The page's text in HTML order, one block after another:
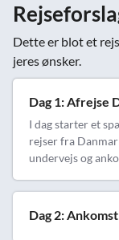
Dette er blot et
jeres ønsker.
Dag 1: Afrejse
I dag starter et
rejser fra
undervejs og
Dag 2: